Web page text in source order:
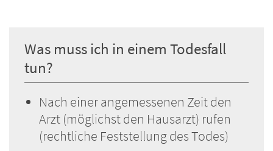
Was muss ich in einem Todesfall
tun?
Nach einer angemessenen Zeit den
Arzt (möglichst den Hausarzt) rufen
(rechtliche Feststellung des Todes)